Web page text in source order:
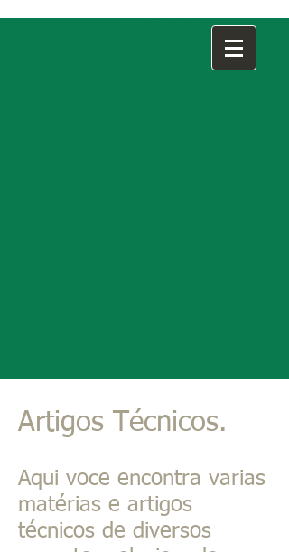
Artigos Técnicos.
Aqui voce encontra varias
matérias e artigos
técnicos de diversos